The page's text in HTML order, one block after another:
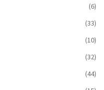
(6)
(33)
(10)
(32)
(44)